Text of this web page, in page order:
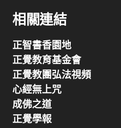
相關連結
正智書香園地
正覺教育基金會
正覺教團弘法視頻
心經無上咒
成佛之道
正覺學報